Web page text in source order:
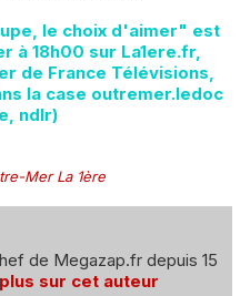
le choix d'aimer" est
à 18h00 sur La1ere.fr,
de France Télévisions,
la case outremer.ledoc
ndlr)
Mer La 1ère
de Megazap.fr depuis 15
sur cet auteur